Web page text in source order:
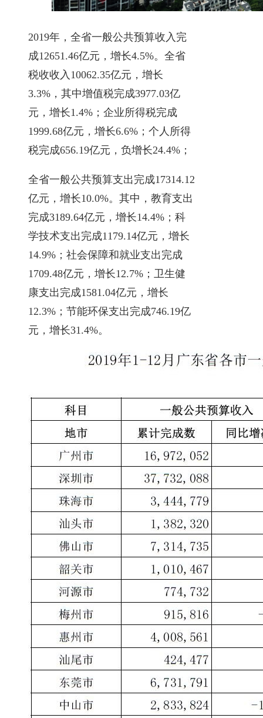
2019年，全省一般公共预算收入完
成12651.46亿元，增长4.5%。全省
税收收入10062.35亿元，增长
3.3%，其中增值税完成3977.03亿
元，增长1.4%；企业所得税完成
1999.68亿元，增长6.6%；个人所得
税完成656.19亿元，负增长24.4%；
全省一般公共预算支出完成17314.12
亿元，增长10.0%。其中，教育支出
完成3189.64亿元，增长14.4%；科
学技术支出完成1179.14亿元，增长
14.9%；社会保障和就业支出完成
1709.48亿元，增长12.7%；卫生健
康支出完成1581.04亿元，增长
12.3%；节能环保支出完成746.19亿
元，增长31.4%。